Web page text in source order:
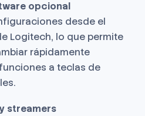
opcional
desde el
Logitech, lo que permite
rápidamente
a teclas de
streamers